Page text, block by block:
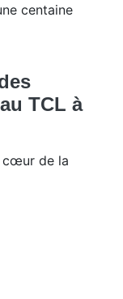
centaine
TCL à
cœur de la